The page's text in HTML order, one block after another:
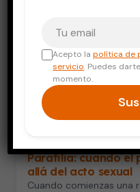
Parafilia: cuando el
allá del acto sexual
Cuando comienzas una
Acepto lapolítica de
servicio. Puedes
momento.